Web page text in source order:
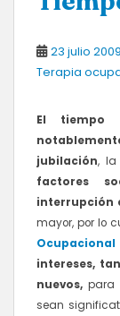
23 julio 2009
Terapia
El tiempo
jubilación, la
factores
interrupción
mayor, por lo
Ocupacional
intereses,
nuevos, para
sean